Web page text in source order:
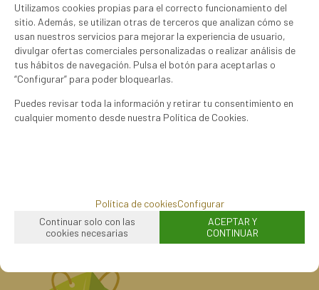
MARCA
VILADRAU
FAMILIAS RELACIONADAS
Miércoles, 5 Mayo 2021
Utilizamos cookies propias para el correcto funcionamiento del
sitio. Además, se utilizan otras de terceros que analizan cómo se
usan nuestros servicios para mejorar la experiencia de usuario,
divulgar ofertas comerciales personalizadas o realizar análisis de
tus hábitos de navegación. Pulsa el botón para aceptarlas o
“Configurar” para poder bloquearlas.
Puedes revisar toda la información y retirar tu consentimiento en
cualquier momento desde nuestra Política de Cookies.
Política de cookiesConfigurar
Continuar solo con las
cookies necesarias
ACEPTAR Y
CONTINUAR